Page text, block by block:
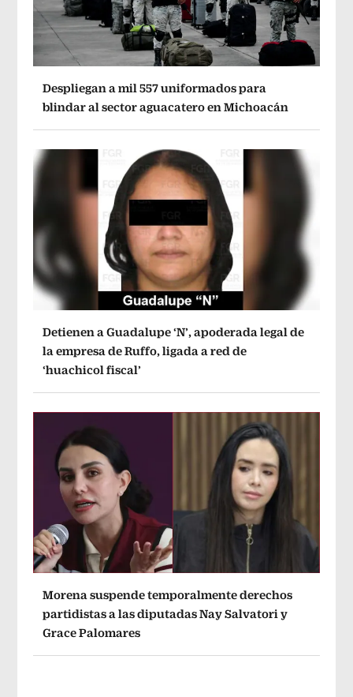
Despliegan a mil 557 uniformados para
blindar al sector aguacatero en Michoacán
Detienen a Guadalupe ‘N’, apoderada legal de
la empresa de Ruffo, ligada a red de
‘huachicol fiscal’
Morena suspende temporalmente derechos
partidistas a las diputadas Nay Salvatori y
Grace Palomares